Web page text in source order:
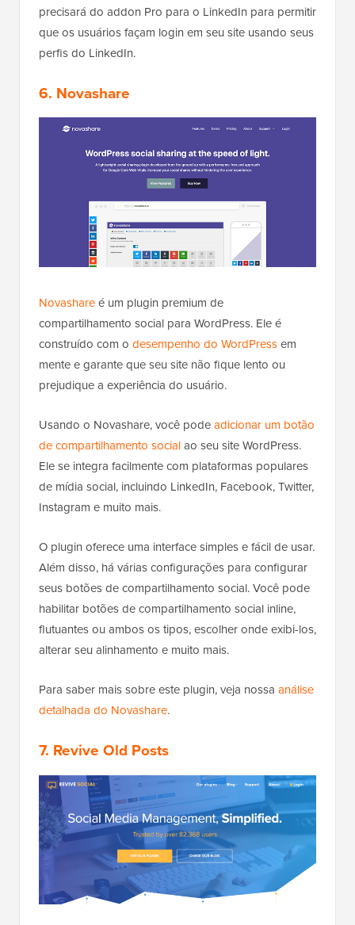
precisará do addon Pro para o LinkedIn para permitir
que os usuários façam login em seu site usando seus
perfis do LinkedIn.
6. Novashare
Novashareé um plugin premium de
compartilhamento social para WordPress. Ele é
construído com o desempenho do WordPressem
mente e garante que seu site não fique lento ou
prejudique a experiência do usuário.
Usando o Novashare, você podeadicionar um botão
de compartilhamento socialao seu site WordPress.
Ele se integra facilmente com plataformas populares
de mídia social, incluindo LinkedIn, Facebook, Twitter,
Instagram e muito mais.
O plugin oferece uma interface simples e fácil de usar.
Além disso, há várias configurações para configurar
seus botões de compartilhamento social. Você pode
habilitar botões de compartilhamento social inline,
flutuantes ou ambos os tipos, escolher onde exibi-los,
alterar seu alinhamento e muito mais.
Para saber mais sobre este plugin, veja nossa análise
detalhada do Novashare.
7. Revive Old Posts